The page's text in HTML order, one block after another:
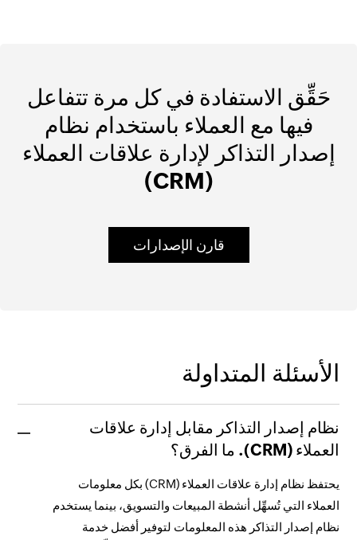
حَقِّق الاستفادة في كل مرة تتفاعل
فيها مع العملاء باستخدام نظام
إصدار التذاكر لإدارة علاقات العملاء
(CRM)
قارن الإصدارات
الأسئلة المتداولة
نظام إصدار التذاكر مقابل إدارة علاقات
العملاء (CRM). ما الفرق؟
يحتفظ نظام إدارة علاقات العملاء (CRM) بكل معلومات
العملاء التي تُسهِّل أنشطة المبيعات والتسويق، بينما يستخدم
نظام إصدار التذاكر هذه المعلومات لتوفير أفضل خدمة